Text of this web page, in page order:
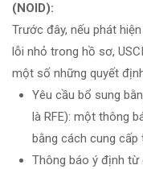
(NOID):
Trước đây, nếu phát
lỗi nhỏ trong hồ sơ,
một số những quyết
Yêu cầu bổ sung
là RFE): một thông
bằng cách cung
Thông báo ý định